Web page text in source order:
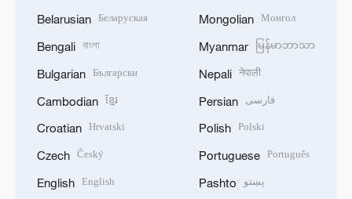
Belarusian Беларуская
Bengali বাংলা
Bulgarian Български
Cambodian ខ្មែរ
Croatian Hrvatski
Czech Český
English English
Mongolian Монгол
Myanmar မြန်မာဘာသာ
Nepali नेपाली
Persian فارسی
Polish Polski
Portuguese Português
Pashto پښتو